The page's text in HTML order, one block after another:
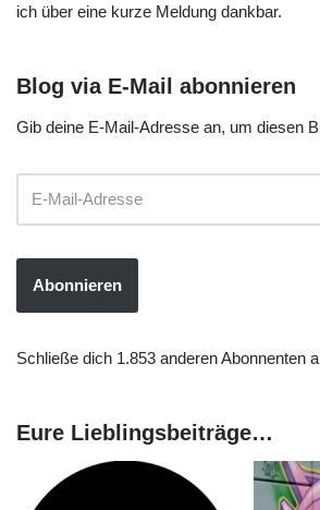
ich über eine kurze Meldung dankbar.
Blog via E-Mail abonnieren
Gib deine E-Mail-Adresse an, um diesen
Abonnieren
Schließe dich 1.853 anderen Abonnenten
Eure Lieblingsbeiträge…